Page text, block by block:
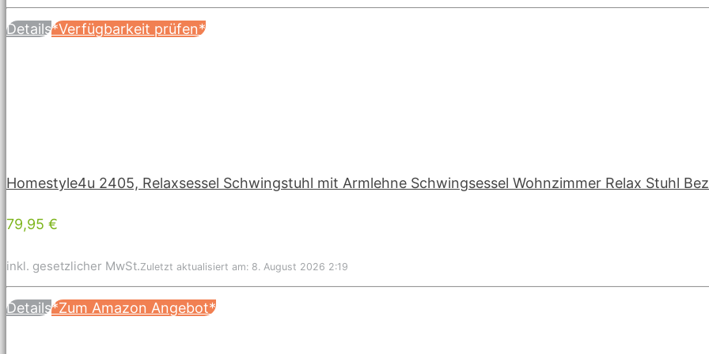
Details*Verfügbarkeit prüfen*
Homestyle4u 2405, Relaxsessel Schwingstuhl mit Armlehne Schwingsessel Wohnzimmer Relax Stuhl
79,95 €
inkl. gesetzlicher MwSt.Zuletzt aktualisiert am: 8. August 2026 2:19
Details*Zum Amazon Angebot*